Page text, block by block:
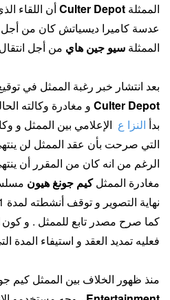
الممثلة Culter Depotأن اللقاء
عدسة كاميرا ديسياتش كان من أجل
الممثلة سيو جين هاي من أجل
بعد انتشار خبر رغبة الممثل في
Culter Depot و مغادرة وكالته
بدأ النزا ع الإعلامي بين الممثل و
التي صرحت بأن عقد الممثل لن
الرغم من انه كان من المقرر أن
مغادرة الممثلكيم جونغ هيون
كما صرح مصدر تابع للممثل . و كون
فعليه تمديد العقد و استيفاء المدة
منذ ظهور الخلاف بين الممثل كيم